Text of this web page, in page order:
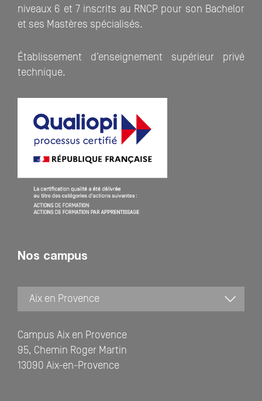
niveaux 6 et 7 inscrits au RNCP pour son Bachelor
et ses Mastères spécialisés.
Établissement d’enseignement supérieur privé
technique.
Nos campus
Campus Aix en Provence
95, Chemin Roger Martin
13090 Aix-en-Provence